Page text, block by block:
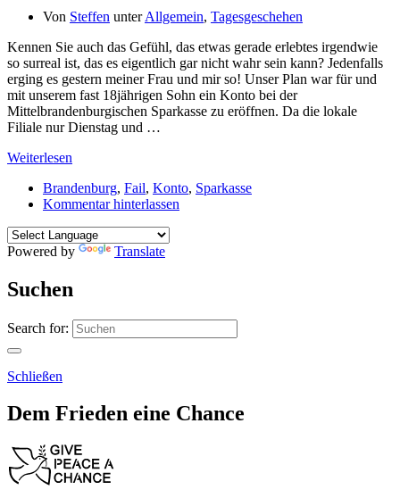
Von Steffen unterAllgemein, Tagesgeschehen
Kennen Sie auch das Gefühl, das etwas gerade erlebtes irgendwie
so surreal ist, das es eigentlich gar nicht wahr sein kann? Jedenfalls
erging es gestern meiner Frau und mir so! Unser Plan war für und
mit unserem fast 18jährigen Sohn ein Konto bei der
Mittelbrandenburgischen Sparkasse zu eröffnen. Da die lokale
Filiale nur Dienstag und …
Weiterlesen
Brandenburg, Fail, Konto, Sparkasse
Kommentar hinterlassen
Powered by Translate
Suchen
Search for:
Schließen
Dem Frieden eine Chance